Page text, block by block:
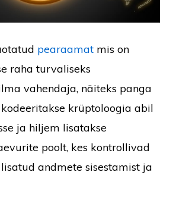
pearaamat mis on
raha turvaliseks
vahendaja, näiteks panga
krüptoloogia abil
ja hiljem lisatakse
poolt, kes kontrollivad
andmete sisestamist ja